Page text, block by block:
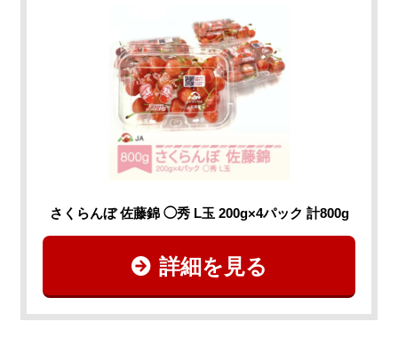
さくらんぼ 佐藤錦 ◯秀 L玉 200g×4パック 計800g
詳細を見る